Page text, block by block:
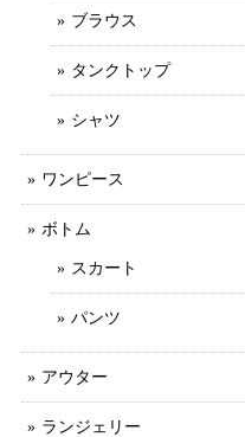
ブラウス
タンクトップ
シャツ
ワンピース
ボトム
スカート
パンツ
アウター
ランジェリー